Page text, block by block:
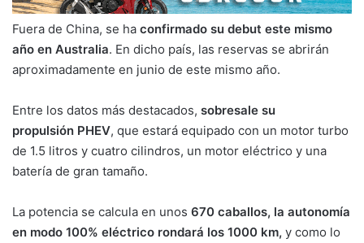
Fuera de China, se ha confirmado su debut este mismo
año en Australia. En dicho país, las reservas se abrirán
aproximadamente en junio de este mismo año.
Entre los datos más destacados, sobresale su
propulsión PHEV, que estará equipado con un motor turbo
de 1.5 litros y cuatro cilindros, un motor eléctrico y una
batería de gran tamaño.
La potencia se calcula en unos 670 caballos, la autonomía
en modo 100% eléctrico rondará los 1000 km, y como lo